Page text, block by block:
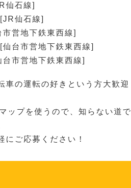
仙石線]
仙石線]
営地下鉄東西線]
台市営地下鉄東西線]
市営地下鉄東西線]
車の運転の好きという方大歓迎
ップを使うので、知らない道で
にご応募ください！